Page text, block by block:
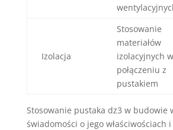
Izolacja
Stosowanie
materiałów
izolacyjnych w
połączeniu z
pustakiem
Stosowanie pustaka dz3 w budowie
świadomości o jego właściwościach